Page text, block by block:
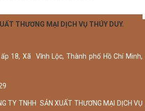
THƯƠNG MẠI DỊCH VỤ THÚY DUY.
18, Xã Vĩnh Lộc, Thành phố Hồ Chí Minh,
TY TNHH SẢN XUẤT THƯƠNG MẠI DỊCH VỤ